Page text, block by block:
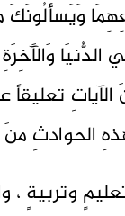
الدُّنيَا
الكثيرُ منَ
الحوادثِ
وتربيةٍ